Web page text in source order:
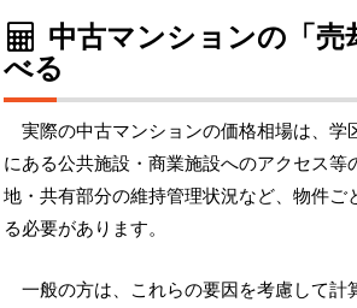
中古マンションの「売
べる
実際の中古マンションの価格相場は、学
にある公共施設・商業施設へのアクセス等
地・共有部分の維持管理状況など、物件ご
る必要があります。
一般の方は、これらの要因を考慮して計